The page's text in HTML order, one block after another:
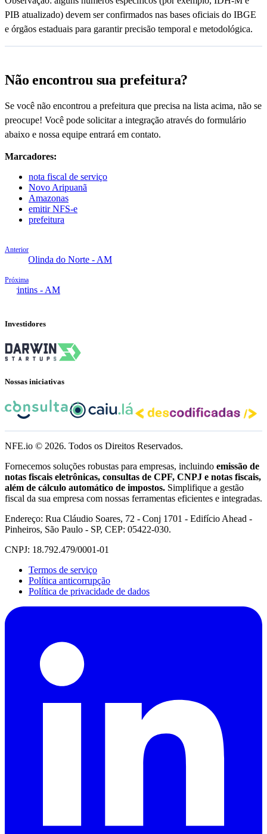
PIB atualizado) devem ser confirmados nas bases oficiais do IBGE
e órgãos estaduais para garantir precisão temporal e metodológica.
Não encontrou sua prefeitura?
Se você não encontrou a prefeitura que precisa na lista acima, não se
preocupe! Você pode solicitar a integração através do formulário
abaixo e nossa equipe entrará em contato.
Marcadores:
nota fiscal de serviço
Novo Aripuanã
Amazonas
emitir NFS-e
prefeitura
Anterior
Nova Olinda do Norte - AM
Próxima
Parintins - AM
Investidores
Nossas iniciativas
NFE.io © 2026. Todos os Direitos Reservados.
Fornecemos soluções robustas para empresas, incluindo emissão de
notas fiscais eletrônicas, consultas de CPF, CNPJ e notas fiscais,
além de cálculo automático de impostos. Simplifique a gestão
fiscal da sua empresa com nossas ferramentas eficientes e integradas.
Endereço: Rua Cláudio Soares, 72 - Conj 1701 - Edifício Ahead -
Pinheiros, São Paulo - SP, CEP: 05422-030.
CNPJ: 18.792.479/0001-01
Termos de serviço
Política anticorrupção
Política de privacidade de dados